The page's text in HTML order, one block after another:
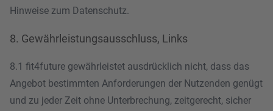
Hinweise zum Datenschutz.
8. Gewährleistungsausschluss, Links
8.1 fit4future gewährleistet ausdrücklich nicht, dass das
Angebot bestimmten Anforderungen der Nutzenden genügt
und zu jeder Zeit ohne Unterbrechung, zeitgerecht, sicher